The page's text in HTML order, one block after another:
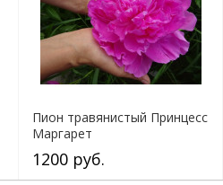
Пион травянистый Принцесс
Маргарет
1200 руб.